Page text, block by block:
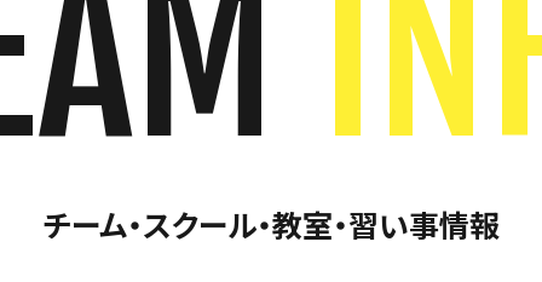
チーム・スクール・教室・習い事情報